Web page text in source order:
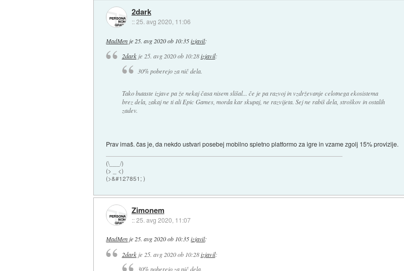
2dark
::25. avg 2020, 11:06
MadMen je 25. avg 2020 ob 10:35 izjavil:
2darkje 25. avg 2020 ob 10:28 izjavil:
30% poberejo za nič dela.
Tako butaste izjave pa že nekaj časa nisem slišal... če je pa razvoj in vzdrževanje celotnega ekosistema
brez dela, zakaj ne ti ali Epic Games, morda kar skupaj, ne razvijeta. Sej ne rabiš dela, stroškov in ostalih
zadev.
Prav imaš. čas je, da nekdo ustvari posebej mobilno spletno platformo za igre in vzame zgolj 15% provizije.
(\___/)
(> _ <)
(>&#127851; )
Zimonem
::25. avg 2020, 11:07
MadMenje25. avg 2020 ob 10:35 izjavil:
2darkje 25. avg 2020 ob 10:28 izjavil:
30% poberejo za nič dela.